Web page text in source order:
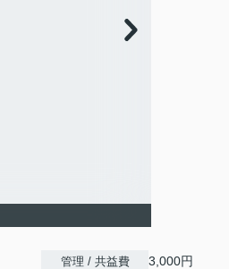
管理 / 共益費 3,000円